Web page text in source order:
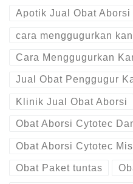
Apotik Jual Obat Aborsi
cara menggugurkan
Cara Menggugurkan
Jual Obat Penggugur
Klinik Jual Obat Aborsi
Obat Aborsi Cytotec
Obat Aborsi Cytotec
Obat Paket tuntas